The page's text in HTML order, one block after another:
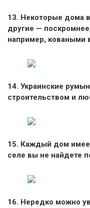
13. Некоторые дома
другие —
например, коваными
14. Украинские
строительством и
15. Каждый дом
селе вы не найдете
16. Нередко можно